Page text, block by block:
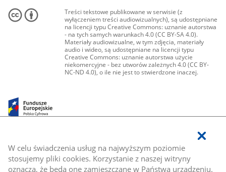
W celu świadczenia usług na najwyższym poziomie
stosujemy pliki cookies. Korzystanie z naszej witryny
oznacza, że będą one zamieszczane w Państwa urządzeniu.
Treści tekstowe publikowane w serwisie (z
wyłączeniem treści audiowizualnych), są udostępniane
na licencji typu Creative Commons: uznanie autorstwa
- na tych samych warunkach 4.0 (CC BY-SA 4.0).
Materiały audiowizualne, w tym zdjęcia, materiały
audio i wideo, są udostępniane na licencji typu
Creative Commons: uznanie autorstwa użycie
niekomercyjne - bez utworów zależnych 4.0 (CC BY-
NC-ND 4.0), o ile nie jest to stwierdzone inaczej.